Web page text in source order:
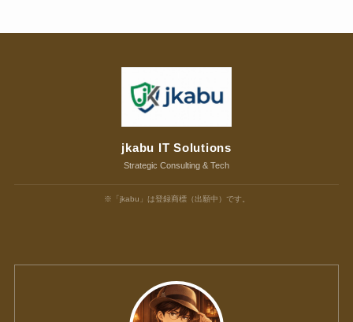
jkabu IT Solutions
Strategic Consulting & Tech
※「jkabu」は登録商標（出願中）です。